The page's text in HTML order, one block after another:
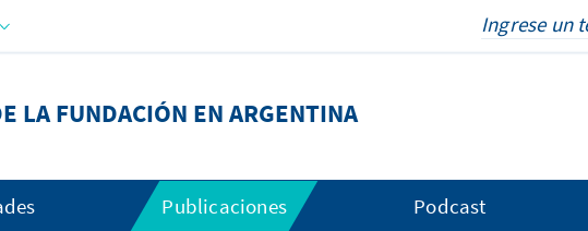
LA FUNDACIÓN EN ARGENTINA
Publicaciones Podcast